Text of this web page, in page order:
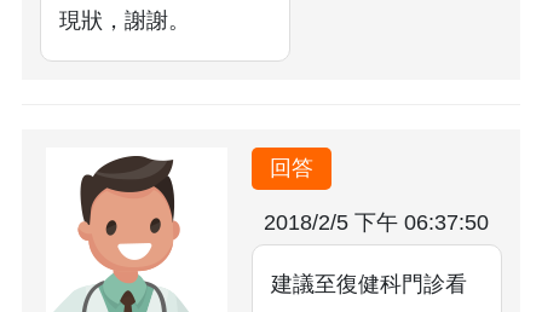
現狀，謝謝。
回答
2018/2/5 下午 06:37:50
建議至復健科門診看